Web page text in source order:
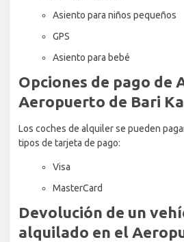
Asiento para niños pequeños
GPS
Asiento para bebé
Opciones de pago de
Aeropuerto de Bari
Los coches de alquiler se pueden
tipos de tarjeta de pago:
Visa
MasterCard
Devolución de un
alquilado en el